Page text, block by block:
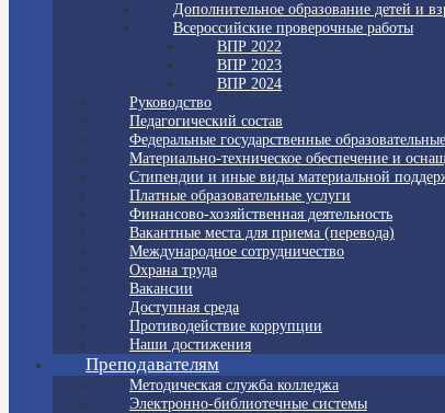
Дополнительное образование детей и
Всероссийские проверочные работы
ВПР 2022
ВПР 2023
ВПР 2024
Руководство
Педагогический состав
Федеральные государственные
Материально-техническое обеспечение и
Стипендии и иные виды материальной
Платные образовательные услуги
Финансово-хозяйственная деятельность
Вакантные места для приема (перевода)
Международное сотрудничество
Охрана труда
Вакансии
Доступная среда
Противодействие коррупции
Наши достижения
Преподавателям
Методическая служба колледжа
Электронно-библиотечные системы